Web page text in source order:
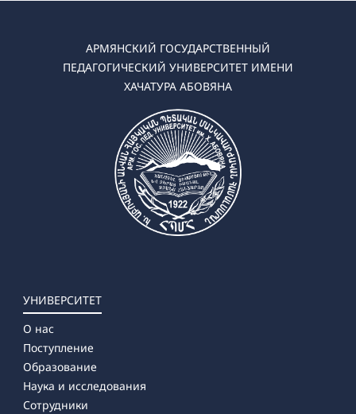
АРМЯНСКИЙ ГОСУДАРСТВЕННЫЙ
ПЕДАГОГИЧЕСКИЙ УНИВЕРСИТЕТ ИМЕНИ
ХАЧАТУРА АБОВЯНА
УНИВЕРСИТЕТ
О нас
Поступление
Образование
Наука и исследования
Сотрудники